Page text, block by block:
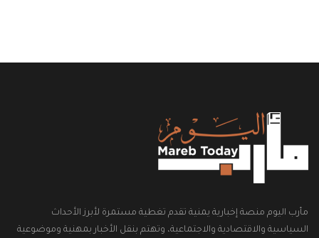
مأرب اليوم منصة إخبارية يمنية تقدم تغطية مستمرة لأبرز الأحداث
السياسية والاقتصادية والاجتماعية، وتهتم بنقل الأخبار بمهنية وموضوعية